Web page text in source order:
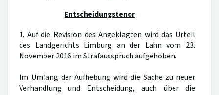
Entscheidungstenor
1. Auf die Revision des Angeklagten wird das Urteil
des Landgerichts Limburg an der Lahn vom 23.
November 2016 im Strafausspruch aufgehoben.
Im Umfang der Aufhebung wird die Sache zu neuer
Verhandlung und Entscheidung, auch über die